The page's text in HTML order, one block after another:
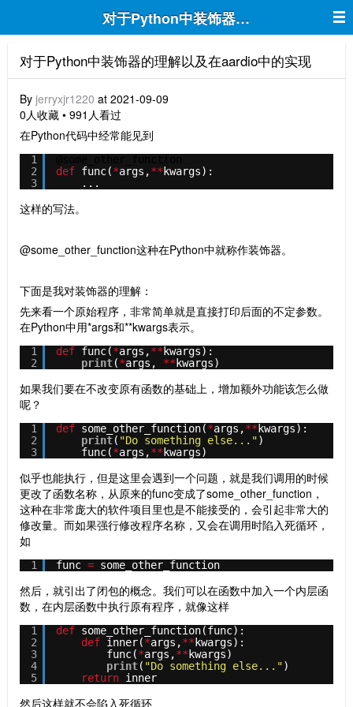
对于Python中装饰器的理解以及在
对于Python中装饰器的理解以及在aardio中的实现
By jerryxjr1220 at 2021-09-09
0人收藏 • 991人看过
在Python代码中经常能见到
1
2
3
def func(*args,** kwargs):
...
这样的写法。
@some_other_function这种在Python中就称作装饰器。
下面是我对装饰器的理解：
先来看一个原始程序，非常简单就是直接打印后面的不定参数。
在Python中用*args和**kwargs表示。
1
2
def func(*args,** kwargs):
print(*args, ** kwargs)
如果我们要在不改变原有函数的基础上，增加额外功能该怎么做
呢？
1
2
3
def some_other_function(*args,** kwargs):
print( "Do something else...")
func(*args,** kwargs)
似乎也能执行，但是这里会遇到一个问题，就是我们调用的时候
更改了函数名称，从原来的func变成了some_other_function，
这种在非常庞大的软件项目里也是不能接受的，会引起非常大的
修改量。而如果强行修改程序名称，又会在调用时陷入死循环，
如
1 func = some_other_function
然后，就引出了闭包的概念。我们可以在函数中加入一个内层函
数，在内层函数中执行原有程序，就像这样
1
2
3
4
5
def some_other_function(func):
def inner(*args,** kwargs):
func(*args,** kwargs)
print( "Do something else...")
return inner
然后这样就不会陷入死循环